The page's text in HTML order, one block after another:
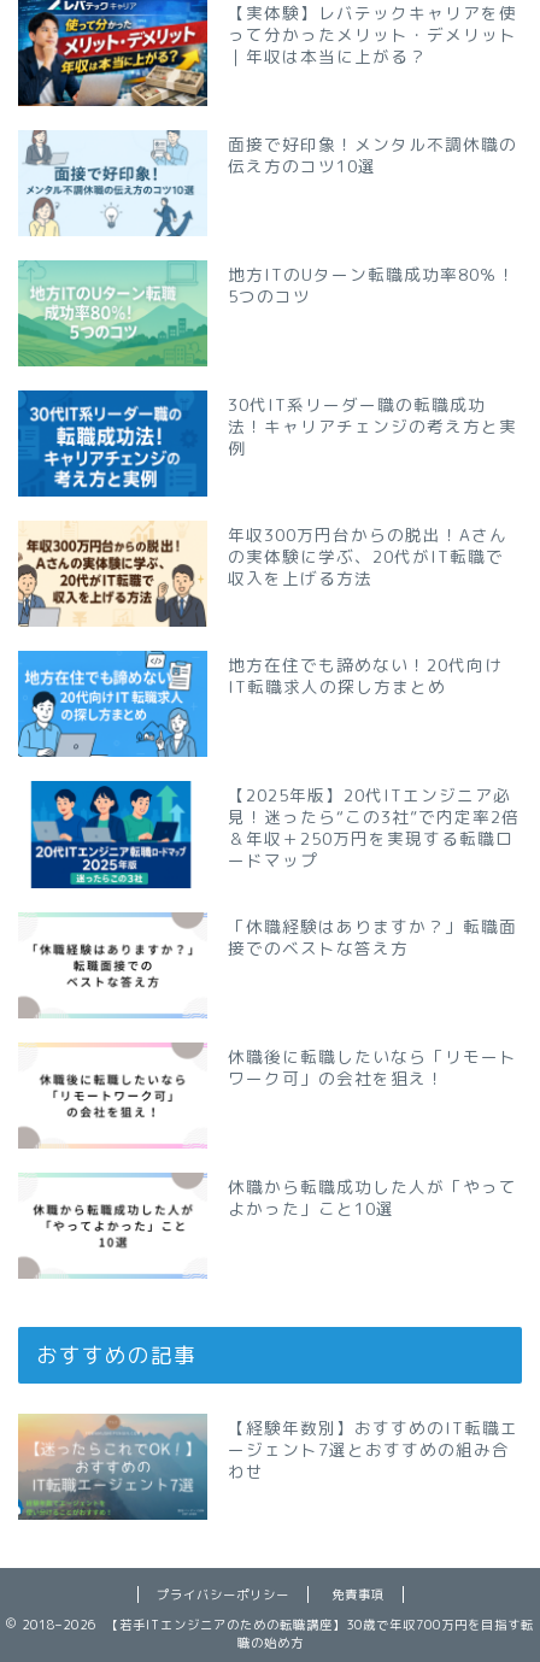
【実体験】レバテックキャリアを使
って分かったメリット・デメリット
｜年収は本当に上がる？
面接で好印象！メンタル不調休職の
伝え方のコツ10選
地方ITのUターン転職成功率80％！
5つのコツ
30代IT系リーダー職の転職成功
法！キャリアチェンジの考え方と実
例
年収300万円台からの脱出！Aさん
の実体験に学ぶ、20代がIT転職で
収入を上げる方法
地方在住でも諦めない！20代向け
IT転職求人の探し方まとめ
【2025年版】20代ITエンジニア必
見！迷ったら“この3社”で内定率2倍
＆年収＋250万円を実現する転職ロ
ードマップ
「休職経験はありますか？」転職面
接でのベストな答え方
休職後に転職したいなら「リモート
ワーク可」の会社を狙え！
休職から転職成功した人が「やって
よかった」こと10選
おすすめの記事
【経験年数別】おすすめのIT転職エ
ージェント7選とおすすめの組み合
わせ
プライバシーポリシー
免責事項
2018–2026 【若手ITエンジニアのための転職講座】30歳で年収700万円を目指す転
職の始め方